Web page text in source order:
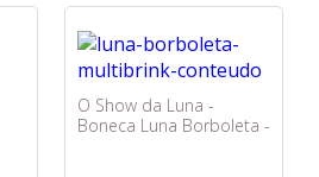
O Show da Luna -
Boneca Luna Borboleta -